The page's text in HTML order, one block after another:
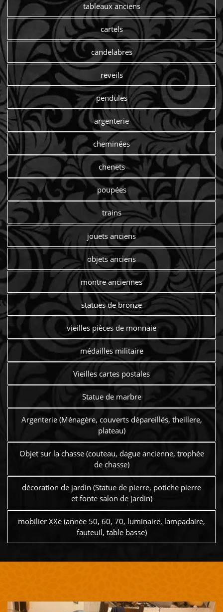
tableaux anciens
cartels
candelabres
reveils
pendules
argenterie
cheminées
chenets
poupées
trains
jouets anciens
objets anciens
montre anciennes
statues de bronze
vieilles pièces de monnaie
médailles militaire
Vieilles cartes postales
Statue de marbre
Argenterie (Ménagère, couverts dépareillés, theillere,
plateau)
Objet sur la chasse (couteau, dague ancienne, trophée
de chasse)
décoration de jardin (Statue de pierre, potiche pierre
et fonte salon de jardin)
mobilier XXe (année 50, 60, 70, luminaire, lampadaire,
fauteuil, table basse)